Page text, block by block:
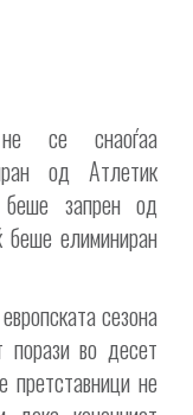
се снаоѓаа
од Атлетик
запрен од
беше елиминиран
сезона
порази во десет
претставници не